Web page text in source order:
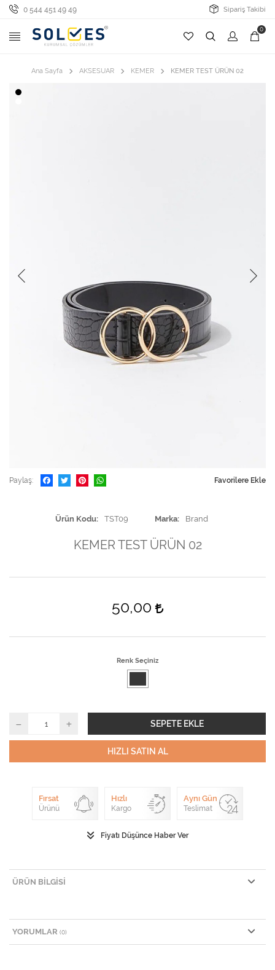
0 544 451 49 49 Sipariş Takibi
0
Ana Sayfa AKSESUAR KEMER KEMER TEST ÜRÜN 02
Paylaş Favorilere Ekle
Ürün Kodu TST09 Marka Brand
KEMER TEST ÜRÜN 02
50,00
Renk Seçiniz
SEPETE EKLE
HIZLI SATIN AL
Fırsat
Ürünü
Hızlı
Kargo
Aynı Gün
Teslimat
Fiyatı Düşünce Haber Ver
ÜRÜN BILGISI
YORUMLAR (0)